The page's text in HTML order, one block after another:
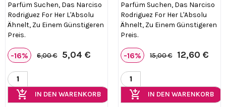
Parfüm Suchen, Das Narciso
Rodriguez For Her L'Absolu
Ähnelt, Zu Einem Günstigeren
Preis.
-16% 6,00 € 5,04 €
add_shopping_cart IN DEN WARENKORB
Parfüm Suchen, Das Narciso
Rodriguez For Her L'Absolu
Ähnelt, Zu Einem Günstigeren
Preis.
-16% 15,00 € 12,60 €
add_shopping_cart IN DEN WARENKORB